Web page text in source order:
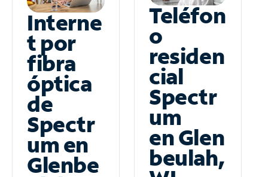
Interne
t por
fibra
óptica
de
Spectr
um en
Glenbe
Teléfon
o
residen
cial
Spectr
um
en Glen
beulah,